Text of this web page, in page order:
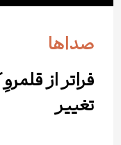
صداها
فراتر از
تغییر